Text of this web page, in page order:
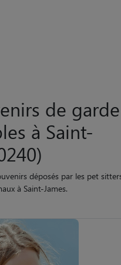
de garde
à Saint-
déposés par les pet